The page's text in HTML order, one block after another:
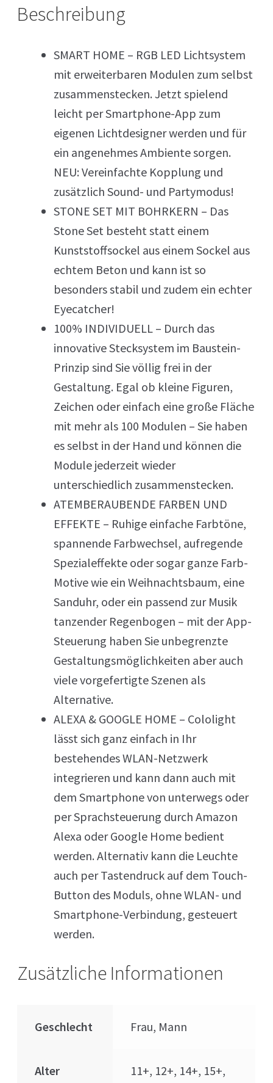
Beschreibung
SMART HOME – RGB LED Lichtsystem
mit erweiterbaren Modulen zum selbst
zusammenstecken. Jetzt spielend
leicht per Smartphone-App zum
eigenen Lichtdesigner werden und für
ein angenehmes Ambiente sorgen.
NEU: Vereinfachte Kopplung und
zusätzlich Sound- und Partymodus!
STONE SET MIT BOHRKERN – Das
Stone Set besteht statt einem
Kunststoffsockel aus einem Sockel aus
echtem Beton und kann ist so
besonders stabil und zudem ein echter
Eyecatcher!
100% INDIVIDUELL – Durch das
innovative Stecksystem im Baustein-
Prinzip sind Sie völlig frei in der
Gestaltung. Egal ob kleine Figuren,
Zeichen oder einfach eine große Fläche
mit mehr als 100 Modulen – Sie haben
es selbst in der Hand und können die
Module jederzeit wieder
unterschiedlich zusammenstecken.
ATEMBERAUBENDE FARBEN UND
EFFEKTE – Ruhige einfache Farbtöne,
spannende Farbwechsel, aufregende
Spezialeffekte oder sogar ganze Farb-
Motive wie ein Weihnachtsbaum, eine
Sanduhr, oder ein passend zur Musik
tanzender Regenbogen – mit der App-
Steuerung haben Sie unbegrenzte
Gestaltungsmöglichkeiten aber auch
viele vorgefertigte Szenen als
Alternative.
ALEXA & GOOGLE HOME – Cololight
lässt sich ganz einfach in Ihr
bestehendes WLAN-Netzwerk
integrieren und kann dann auch mit
dem Smartphone von unterwegs oder
per Sprachsteuerung durch Amazon
Alexa oder Google Home bedient
werden. Alternativ kann die Leuchte
auch per Tastendruck auf dem Touch-
Button des Moduls, ohne WLAN- und
Smartphone-Verbindung, gesteuert
werden.
Zusätzliche Informationen
Geschlecht Frau, Mann
Alter
11+, 12+, 14+, 15+,